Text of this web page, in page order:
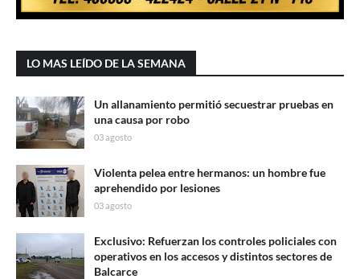
LO MAS LEÍDO DE LA SEMANA
Un allanamiento permitió secuestrar pruebas en
una causa por robo
03 agosto
Violenta pelea entre hermanos: un hombre fue
aprehendido por lesiones
03 agosto
Exclusivo: Refuerzan los controles policiales con
operativos en los accesos y distintos sectores de
Balcarce